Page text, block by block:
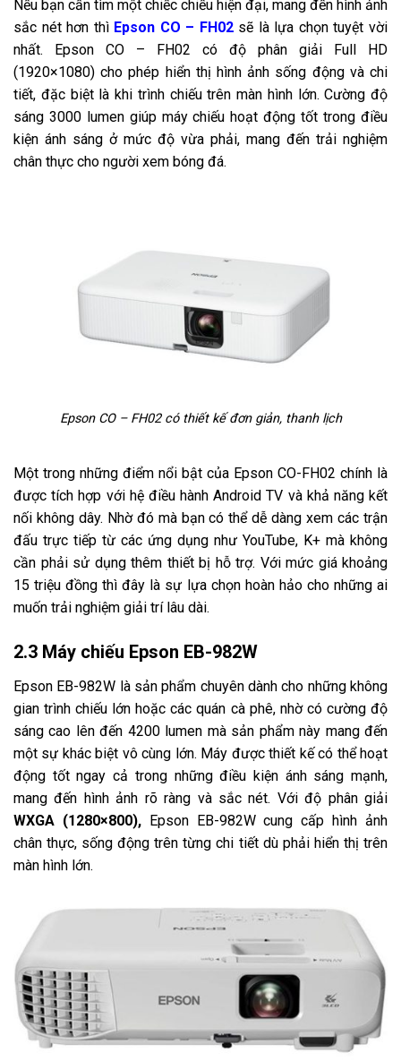
Nếu bạn cần tìm một chiếc chiếu hiện đại, mang đến hình ảnh
sắc nét hơn thì Epson CO – FH02sẽ là lựa chọn tuyệt vời
nhất. Epson CO – FH02 có độ phân giải Full HD
(1920×1080) cho phép hiển thị hình ảnh sống động và chi
tiết, đặc biệt là khi trình chiếu trên màn hình lớn. Cường độ
sáng 3000 lumen giúp máy chiếu hoạt động tốt trong điều
kiện ánh sáng ở mức độ vừa phải, mang đến trải nghiệm
chân thực cho người xem bóng đá.
Epson CO – FH02 có thiết kế đơn giản, thanh lịch
Một trong những điểm nổi bật của Epson CO-FH02 chính là
được tích hợp với hệ điều hành Android TV và khả năng kết
nối không dây. Nhờ đó mà bạn có thể dễ dàng xem các trận
đấu trực tiếp từ các ứng dụng như YouTube, K+ mà không
cần phải sử dụng thêm thiết bị hỗ trợ. Với mức giá khoảng
15 triệu đồng thì đây là sự lựa chọn hoàn hảo cho những ai
muốn trải nghiệm giải trí lâu dài.
2.3 Máy chiếu Epson EB-982W
Epson EB-982W là sản phẩm chuyên dành cho những không
gian trình chiếu lớn hoặc các quán cà phê, nhờ có cường độ
sáng cao lên đến 4200 lumen mà sản phẩm này mang đến
một sự khác biệt vô cùng lớn. Máy được thiết kế có thể hoạt
động tốt ngay cả trong những điều kiện ánh sáng mạnh,
mang đến hình ảnh rõ ràng và sắc nét. Với độ phân giải
WXGA (1280×800),
Epson EB-982W cung cấp hình ảnh
chân thực, sống động trên từng chi tiết dù phải hiển thị trên
màn hình lớn.